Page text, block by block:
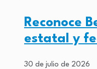
Reconoce
estatal y
30 de julio de 2026